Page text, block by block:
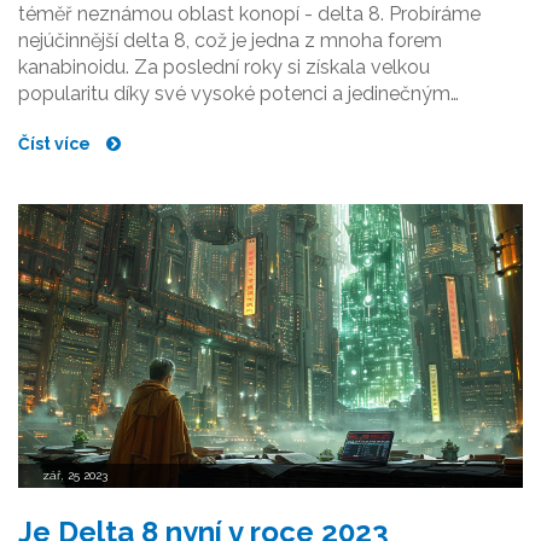
téměř neznámou oblast konopí - delta 8. Probíráme
nejúčinnější delta 8, což je jedna z mnoha forem
kanabinoidu. Za poslední roky si získala velkou
popularitu díky své vysoké potenci a jedinečným
zkušeným uživatelem, tato příručka vás provede tím, co
Číst více
zář, 25 2023
Je Delta 8 nyní v roce 2023